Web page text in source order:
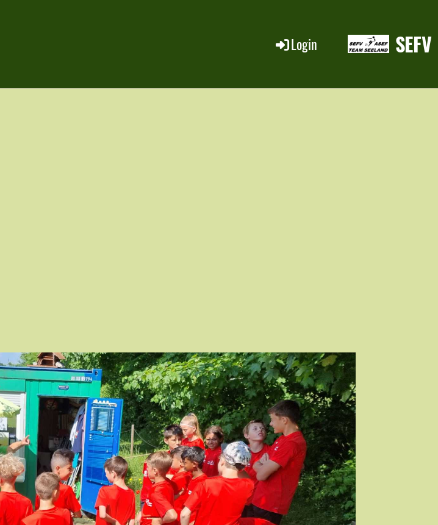
Login SEFV